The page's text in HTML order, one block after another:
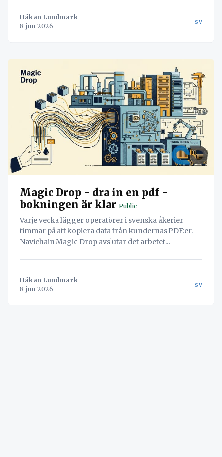
direkt i arbetsflödet.
Håkan Lundmark
8 jun 2026
sv
Magic Drop - dra in en pdf -
bokningen är klar Public
Varje vecka lägger operatörer i svenska åkerier
timmar på att kopiera data från kundernas PDF:er.
Navichain Magic Drop avslutar det arbetet
Håkan Lundmark
8 jun 2026
sv